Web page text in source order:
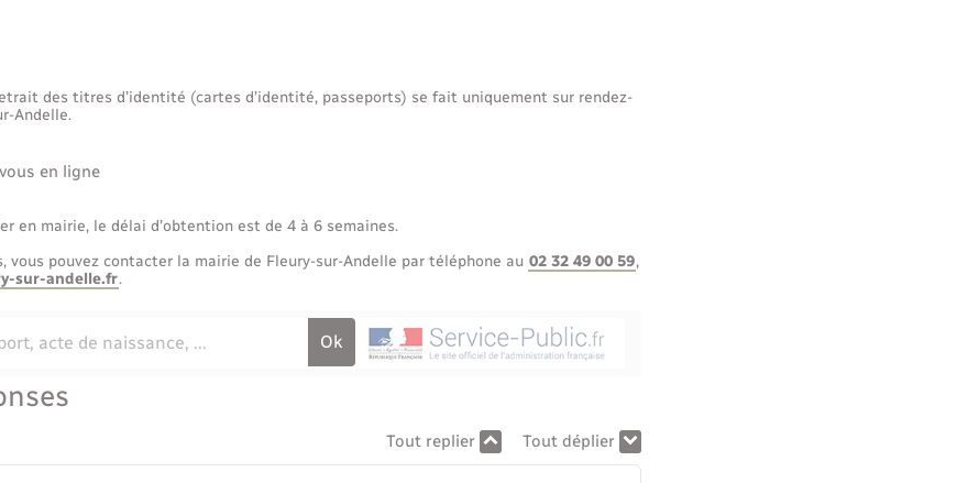
des titres d’identité (cartes d’identité, passeports) se fait uniquement sur rendez-
Andelle.
en ligne
en mairie, le délai d’obtention est de 4 à 6 semaines.
vous pouvez contacter la mairie de Fleury-sur-Andelle par téléphone au 02 32 49 00 59,
sur-andelle.fr.
Tout replier Tout déplier